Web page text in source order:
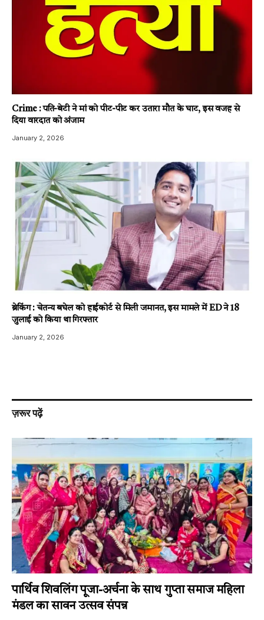
Crime : पति-बेटी ने मां को पीट-पीट कर उतारा मौत के घाट, इस वजह से
दिया वारदात को अंजाम
January 2, 2026
ब्रेकिंग : चेतन्य बघेल को हाईकोर्ट से मिली जमानत, इस मामले में ED ने 18
जुलाई को किया था गिरफ्तार
January 2, 2026
ज़रूर पढ़ें
पार्थिव शिवलिंग पूजा-अर्चना के साथ गुप्ता समाज महिला
मंडल का सावन उत्सव संपन्न